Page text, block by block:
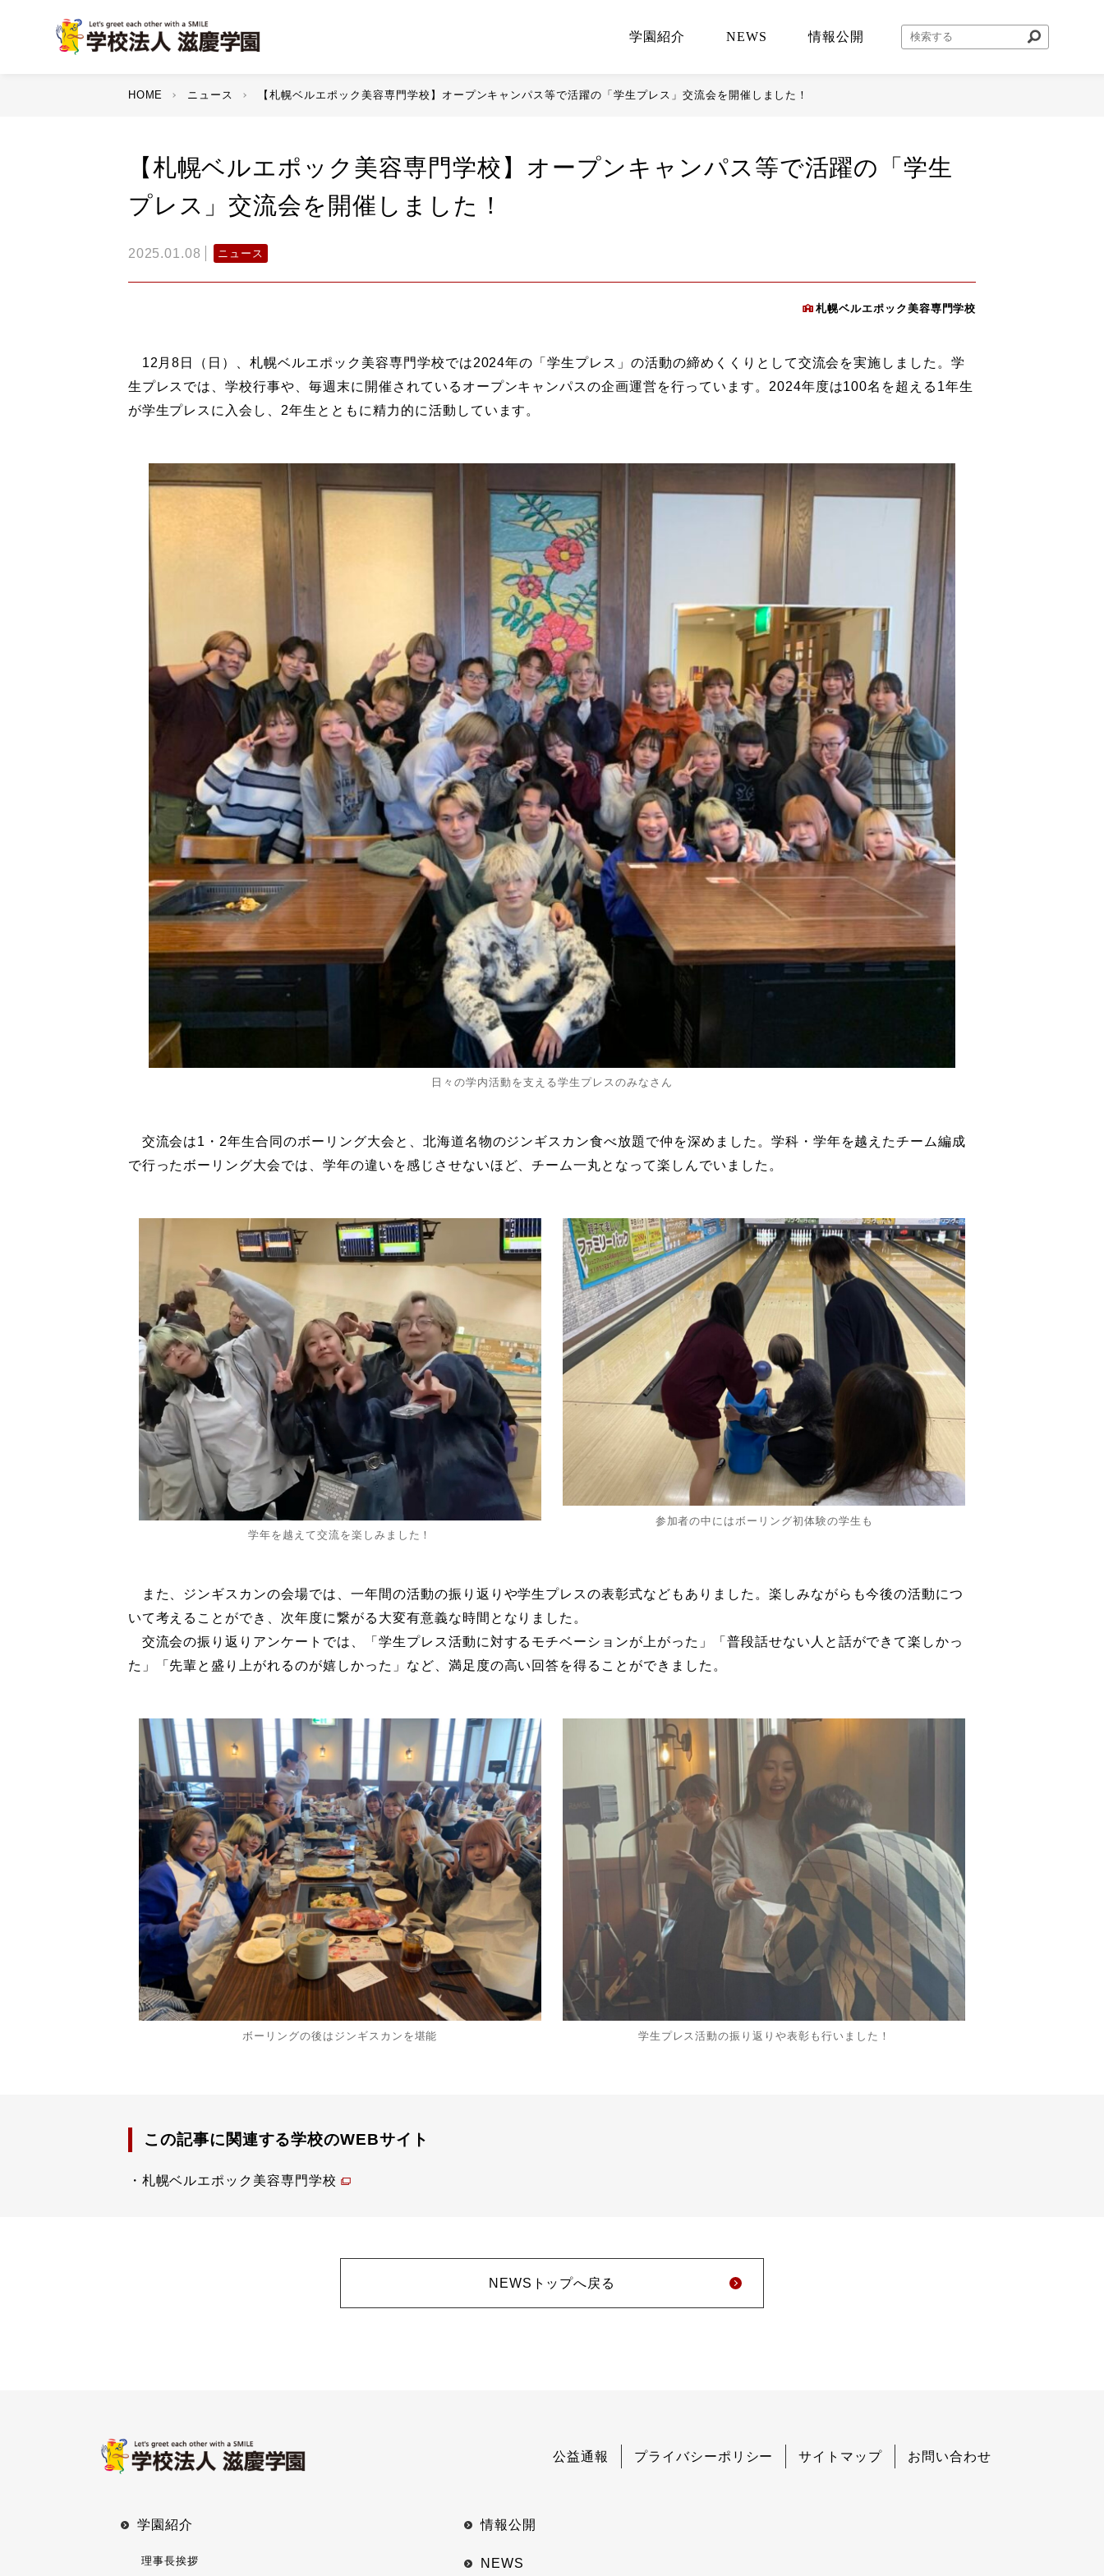
学園紹介 NEWS 情報公開
HOME ニュース 【札幌ベルエポック美容専門学校】オープンキャンパス等で活躍の「学生プレス」交流会を開催しました！
【札幌ベルエポック美容専門学校】オープンキャンパス等で活躍の「学生
プレス」交流会を開催しました！
2025.01.08 ニュース
札幌ベルエポック美容専門学校
12月8日（日）、札幌ベルエポック美容専門学校では2024年の「学生プレス」の活動の締めくくりとして交流会を実施しました。学
生プレスでは、学校行事や、毎週末に開催されているオープンキャンパスの企画運営を行っています。2024年度は100名を超える1年生
が学生プレスに入会し、2年生とともに精力的に活動しています。
日々の学内活動を支える学生プレスのみなさん
交流会は1・2年生合同のボーリング大会と、北海道名物のジンギスカン食べ放題で仲を深めました。学科・学年を越えたチーム編成
で行ったボーリング大会では、学年の違いを感じさせないほど、チーム一丸となって楽しんでいました。
学年を越えて交流を楽しみました！
参加者の中にはボーリング初体験の学生も
また、ジンギスカンの会場では、一年間の活動の振り返りや学生プレスの表彰式などもありました。楽しみながらも今後の活動につ
いて考えることができ、次年度に繋がる大変有意義な時間となりました。
交流会の振り返りアンケートでは、「学生プレス活動に対するモチベーションが上がった」「普段話せない人と話ができて楽しかっ
た」「先輩と盛り上がれるのが嬉しかった」など、満足度の高い回答を得ることができました。
ボーリングの後はジンギスカンを堪能 学生プレス活動の振り返りや表彰も行いました！
この記事に関連する学校のWEBサイト
札幌ベルエポック美容専門学校
NEWSトップへ戻る
公益通報 プライバシーポリシー サイトマップ お問い合わせ
学園紹介
理事⻑挨拶
情報公開
NEWS